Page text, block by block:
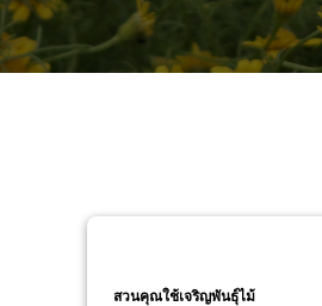
สวนคุณใช้เจริญพันธุ์ไม้